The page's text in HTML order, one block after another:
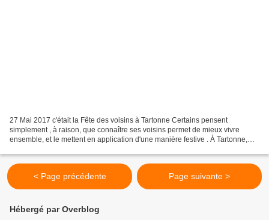
27 Mai 2017 c'était la Fête des voisins à Tartonne Certains pensent
simplement , à raison, que connaître ses voisins permet de mieux vivre
ensemble, et le mettent en application d'une manière festive . À Tartonne,
< Page précédente Page suivante >
Hébergé par Overblog